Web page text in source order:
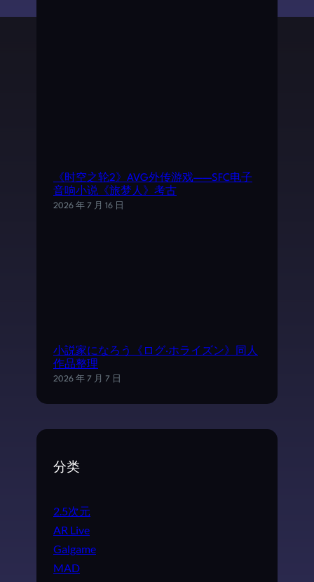
《时空之轮2》AVG外传游戏——SFC电子
音响小说《旅梦人》考古
2026 年 7 月 16 日
小説家になろう《ログ·ホライズン》同人
作品整理
2026 年 7 月 7 日
分类
2.5次元
AR Live
Galgame
MAD